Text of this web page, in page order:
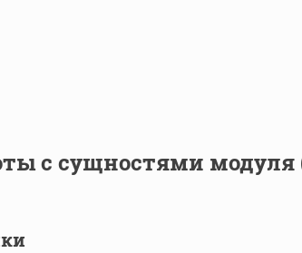
с сущностями модуля